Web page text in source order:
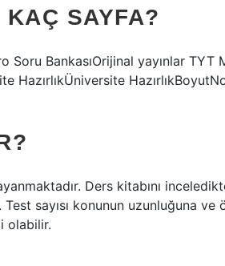
SAYFA?
Soru BankasıOrijinal yayınlar TYT
HazırlıkÜniversite
Ders kitabını
sayısı konunun uzunluğuna ve
olabilir.